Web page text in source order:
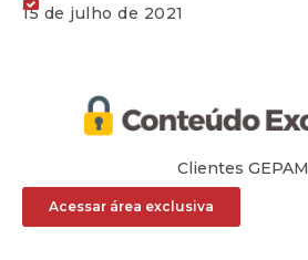
15 de julho de 2021
Clientes GEPAM
Acessar área exclusiva